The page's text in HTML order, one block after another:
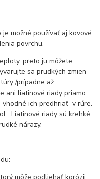
možné používať aj kovové
povrchu.
preto ju môžete
sa prudkých zmien
/prípadne až
ani liatinové riady priamo
vhodné ich predhriať v rúre.
Liatinové riady sú krehké,
nárazy.